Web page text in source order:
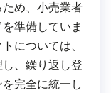
め、小売業者
準備していま
については、
、繰り返し登
完全に統一し